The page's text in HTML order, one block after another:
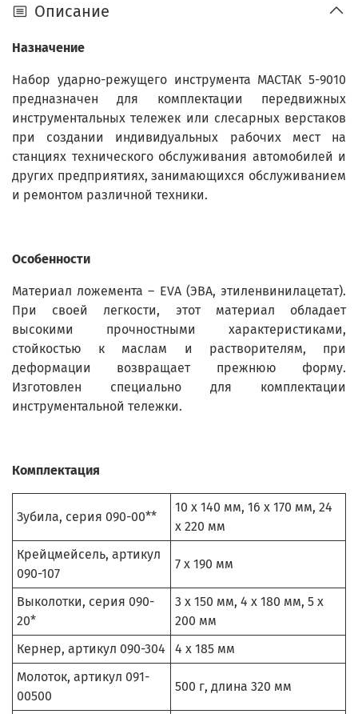
Описание
Назначение
Набор ударно-режущего инструмента МАСТАК 5-9010
предназначен для комплектации передвижных
инструментальных тележек или слесарных верстаков
при создании индивидуальных рабочих мест на
станциях технического обслуживания автомобилей и
других предприятиях, занимающихся обслуживанием
и ремонтом различной техники.
Особенности
Материал ложемента – EVA (ЭВА, этиленвинилацетат).
При своей легкости, этот материал обладает
высокими прочностными характеристиками,
стойкостью к маслам и растворителям, при
деформации возвращает прежнюю форму.
Изготовлен специально для комплектации
инструментальной тележки.
Комплектация
Зубила, серия 090-00**
10 х 140 мм, 16 х 170 мм, 24
х 220 мм
Крейцмейсель, артикул
090-107
7 х 190 мм
Выколотки, серия 090-
20*
3 х 150 мм, 4 х 180 мм, 5 х
200 мм
Кернер, артикул 090-304
4 х 185 мм
Молоток, артикул 091-
00500
500 г, длина 320 мм